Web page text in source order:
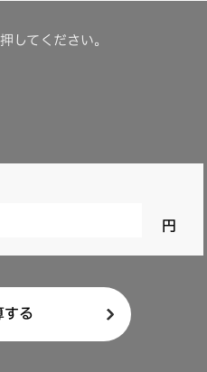
てください。
る